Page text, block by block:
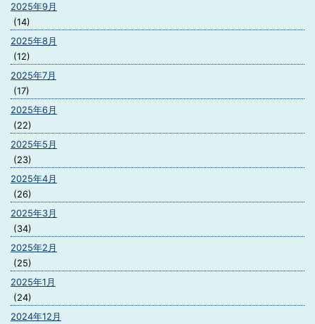
2025年9月
(14)
2025年8月
(12)
2025年7月
(17)
2025年6月
(22)
2025年5月
(23)
2025年4月
(26)
2025年3月
(34)
2025年2月
(25)
2025年1月
(24)
2024年12月